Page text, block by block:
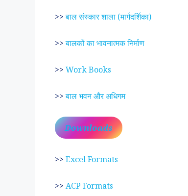
>>बाल संस्कार शाला (मार्गदर्शिका)
>>बालकों का भावनात्मक निर्माण
>> Work Books
>>बाल भवन और अधिगम
Downloads
>> Excel Formats
>> ACP Formats